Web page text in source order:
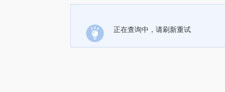
正在查询中，请刷新重试